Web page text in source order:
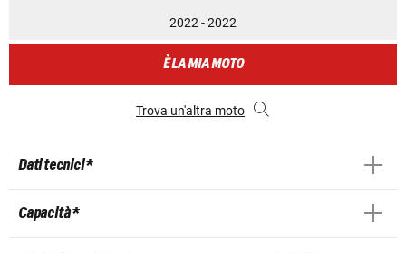
2022 - 2022
È LA MIA MOTO
Trova un'altra moto
Dati tecnici *
Capacità *